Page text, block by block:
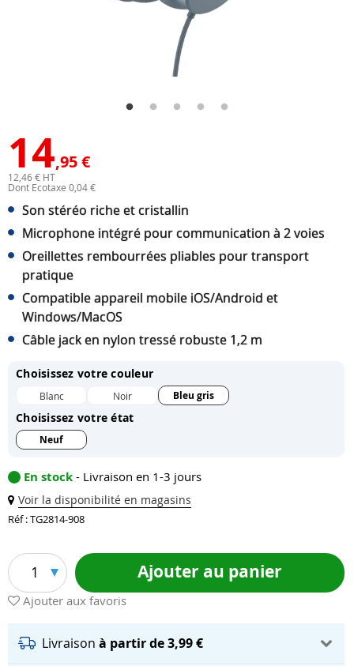
14,95 €
12,46 € HT
Dont Ecotaxe 0,04 €
Son stéréo riche et cristallin
Microphone intégré pour communication à 2 voies
Oreillettes rembourrées pliables pour transport
pratique
Compatible appareil mobile iOS/Android et
Windows/MacOS
Câble jack en nylon tressé robuste 1,2 m
Choisissez votre couleur
Blanc Noir Bleu gris
Choisissez votre état
Neuf
En stock - Livraison en 1-3 jours
Voir la disponibilité en magasins
Réf : TG2814-908
1 Ajouter au panier
Ajouter aux favoris
Livraison à partir de 3,99 €